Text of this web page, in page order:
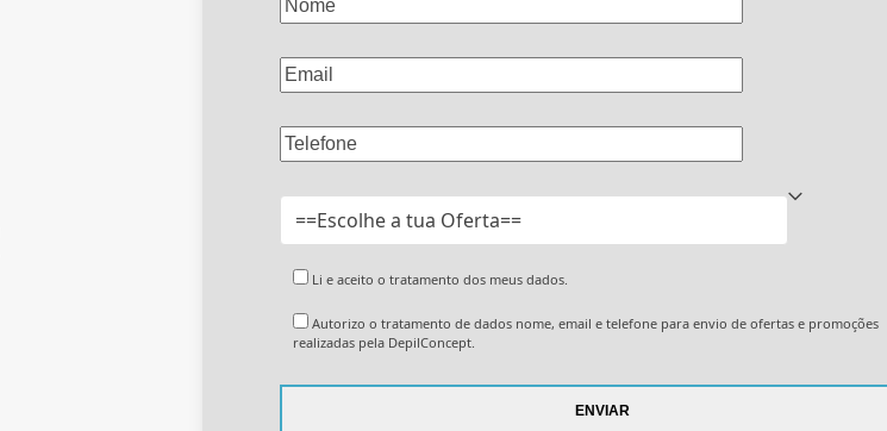
Li e aceito o tratamento dos meus dados.
Autorizo o tratamento de dados nome, email e telefone para envio de ofertas e promoções
realizadas pela DepilConcept.